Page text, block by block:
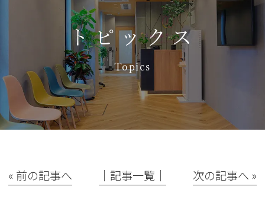
トピックス
Topics
« 前の記事へ │記事一覧│ 次の記事へ »